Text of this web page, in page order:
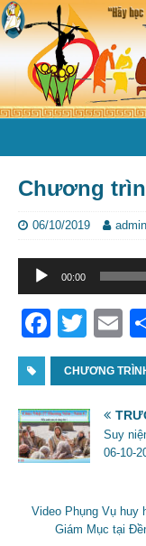
Chương
06/10/2019 admin
Trình
phát
âm
thanh
00:00
F
a
c
e
b
o
k
T
w
itt
er
E
ai
l
CHƯƠNG
Suy
06-10-
Video Phụng Vụ huy
Giám Mục tại